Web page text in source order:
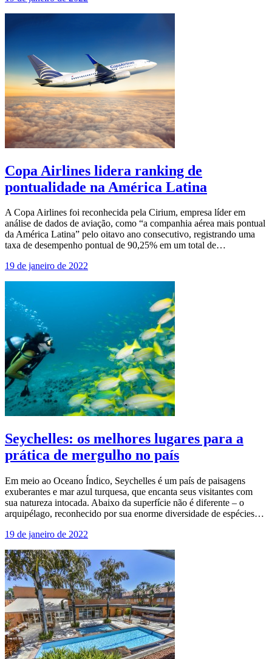
Copa Airlines lidera ranking de
pontualidade na América Latina
A Copa Airlines foi reconhecida pela Cirium, empresa líder em
análise de dados de aviação, como “a companhia aérea mais pontual
da América Latina” pelo oitavo ano consecutivo, registrando uma
taxa de desempenho pontual de 90,25% em um total de…
19 de janeiro de 2022
Seychelles: os melhores lugares para a
prática de mergulho no país
Em meio ao Oceano Índico, Seychelles é um país de paisagens
exuberantes e mar azul turquesa, que encanta seus visitantes com
sua natureza intocada. Abaixo da superfície não é diferente – o
arquipélago, reconhecido por sua enorme diversidade de espécies…
19 de janeiro de 2022